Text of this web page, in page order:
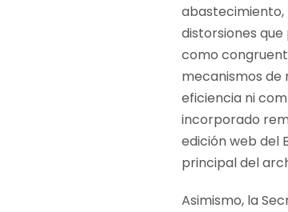
abastecimiento,
distorsiones
como
mecanismos de
eficiencia ni
incorporado
edición web del
principal del
Asimismo, la